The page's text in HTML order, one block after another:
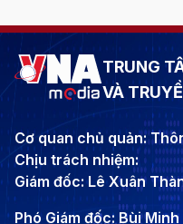
TRUNG
VÀ
Cơ quan chủ quản:
Chịu trách nhiệm:
Giám đốc: Lê Xuân
Phó Giám đốc: Bùi